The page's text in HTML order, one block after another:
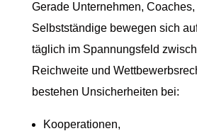
Gerade Unternehmen,
Selbstständige bewegen sich
täglich im Spannungsfeld
Reichweite und
bestehen Unsicherheiten bei:
Kooperationen,